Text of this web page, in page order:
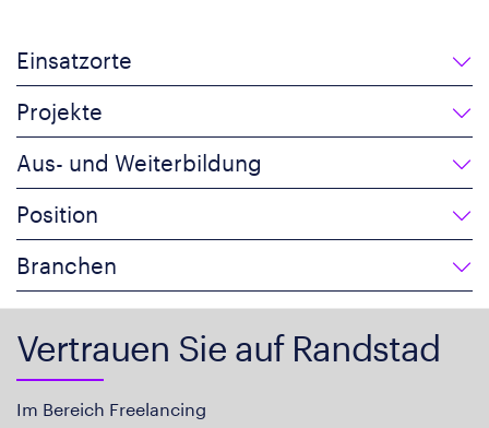
Einsatzorte
Projekte
Aus- und Weiterbildung
Position
Branchen
Vertrauen Sie auf Randstad
Im Bereich Freelancing